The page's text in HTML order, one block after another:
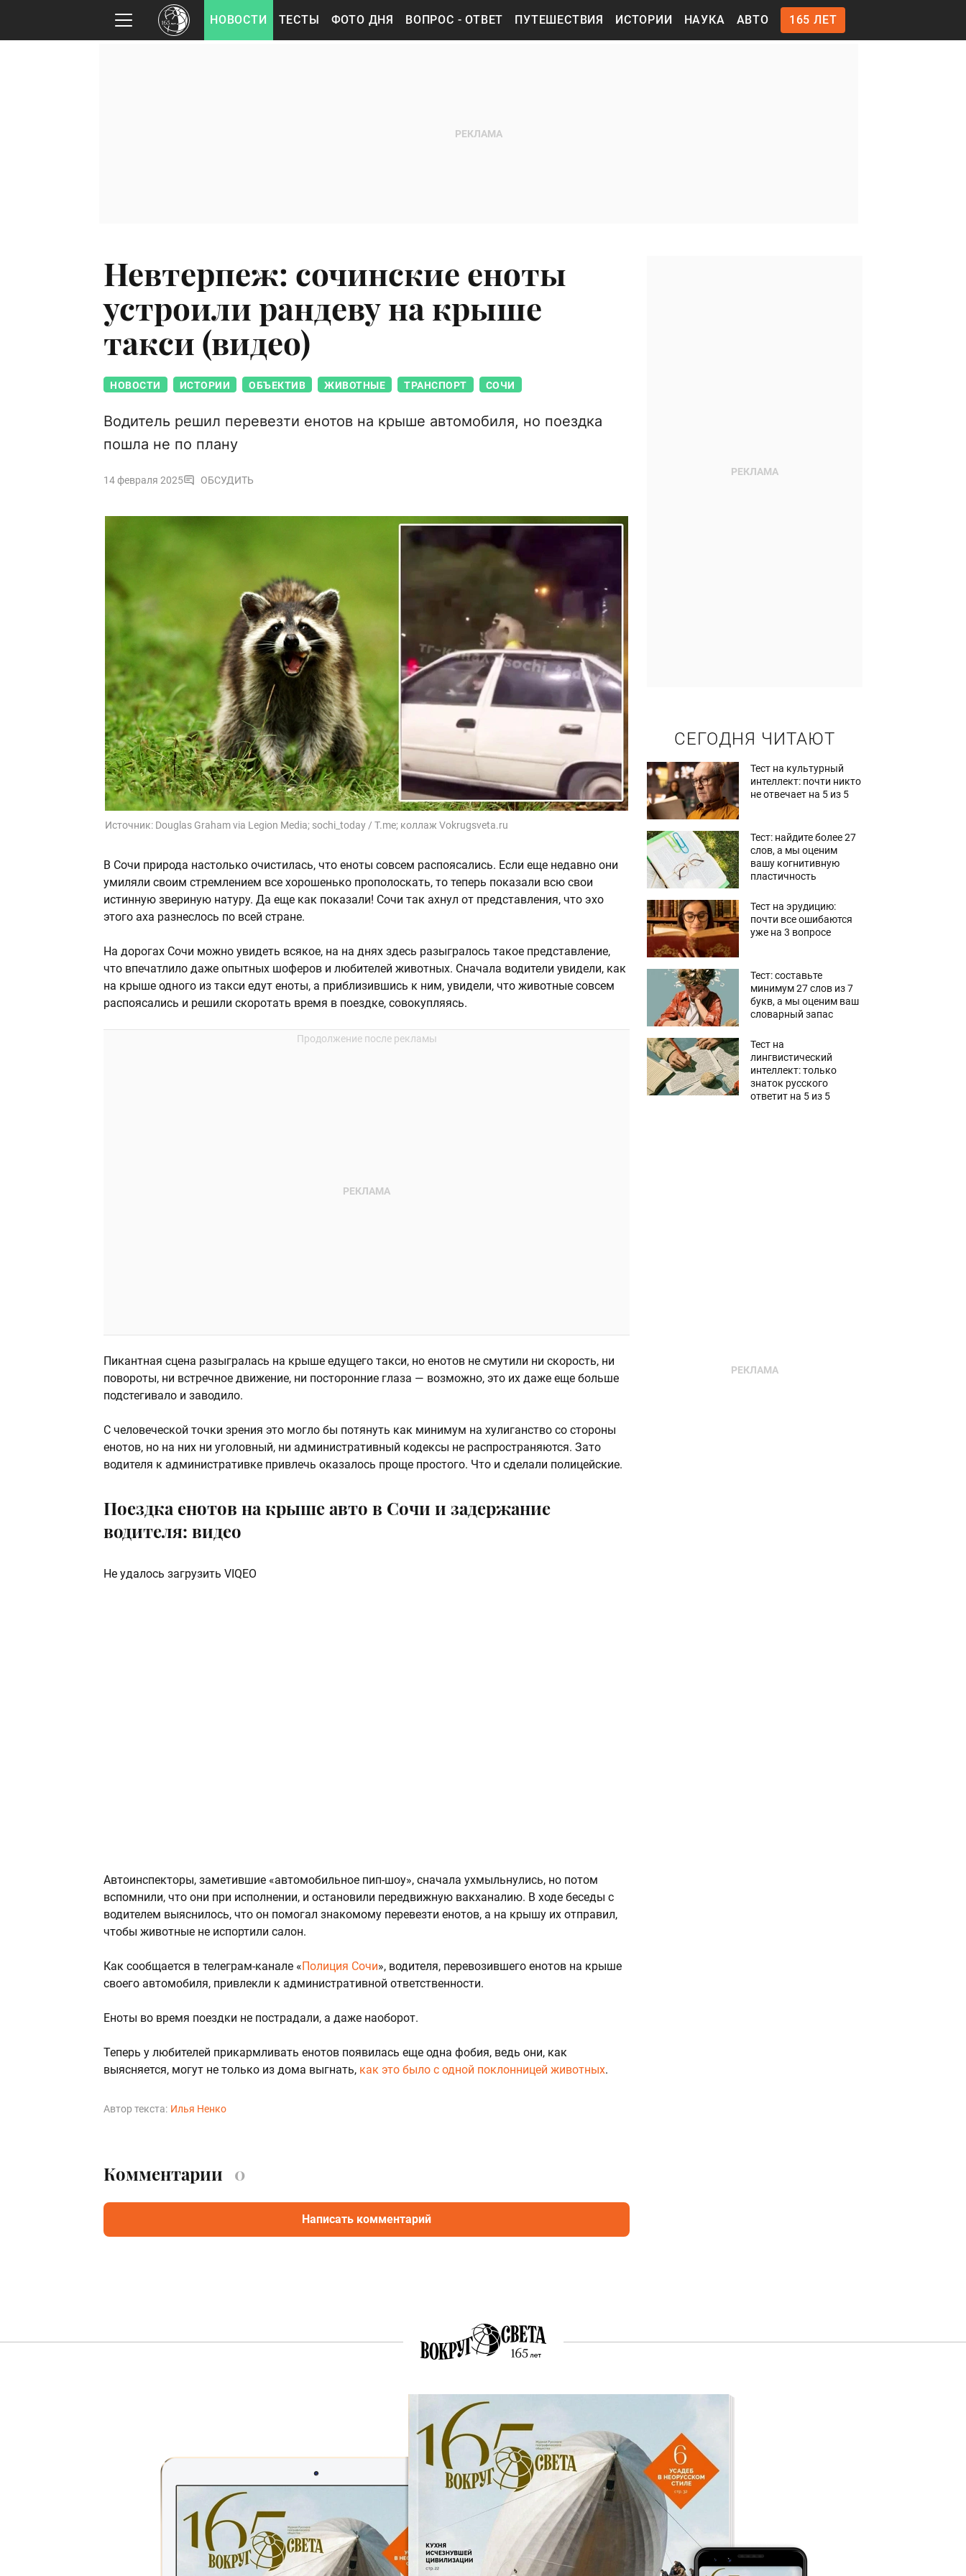
НОВОСТИ ТЕСТЫ ФОТО ДНЯ ВОПРОС - ОТВЕТ ПУТЕШЕСТВИЯ ИСТОРИИ НАУКА АВТО 165 ЛЕТ
Невтерпеж: сочинские еноты
устроили рандеву на крыше
такси (видео)
НОВОСТИ ИСТОРИИ ОБЪЕКТИВ ЖИВОТНЫЕ ТРАНСПОРТ СОЧИ
Водитель решил перевезти енотов на крыше автомобиля, но поездка
пошла не по плану
14 февраля 2025 ОБСУДИТЬ
Источник: Douglas Graham via Legion Media; sochi_today / T.me; коллаж Vokrugsveta.ru
В Сочи природа настолько очистилась, что еноты совсем распоясались. Если еще недавно они
умиляли своим стремлением все хорошенько прополоскать, то теперь показали всю свои
истинную звериную натуру. Да еще как показали! Сочи так ахнул от представления, что эхо
этого аха разнеслось по всей стране.
На дорогах Сочи можно увидеть всякое, на на днях здесь разыгралось такое представление,
что впечатлило даже опытных шоферов и любителей животных. Сначала водители увидели, как
на крыше одного из такси едут еноты, а приблизившись к ним, увидели, что животные совсем
распоясались и решили скоротать время в поездке, совокупляясь.
Пикантная сцена разыгралась на крыше едущего такси, но енотов не смутили ни скорость, ни
повороты, ни встречное движение, ни посторонние глаза — возможно, это их даже еще больше
подстегивало и заводило.
С человеческой точки зрения это могло бы потянуть как минимум на хулиганство со стороны
енотов, но на них ни уголовный, ни административный кодексы не распространяются. Зато
водителя к административке привлечь оказалось проще простого. Что и сделали полицейские.
Поездка енотов на крыше авто в Сочи и задержание
водителя: видео
Не удалось загрузить VIQEO
Автоинспекторы, заметившие «автомобильное пип-шоу», сначала ухмыльнулись, но потом
вспомнили, что они при исполнении, и остановили передвижную вакханалию. В ходе беседы с
водителем выяснилось, что он помогал знакомому перевезти енотов, а на крышу их отправил,
чтобы животные не испортили салон.
Как сообщается в телеграм-канале «Полиция Сочи», водителя, перевозившего енотов на крыше
своего автомобиля, привлекли к административной ответственности.
Еноты во время поездки не пострадали, а даже наоборот.
Теперь у любителей прикармливать енотов появилась еще одна фобия, ведь они, как
выясняется, могут не только из дома выгнать, как это было с одной поклонницей животных.
Автор текста: Илья Ненко
СЕГОДНЯ ЧИТАЮТ
Тест на культурный
интеллект: почти никто
не отвечает на 5 из 5
Тест: найдите более 27
слов, а мы оценим
вашу когнитивную
пластичность
Тест на эрудицию:
почти все ошибаются
уже на 3 вопросе
Тест: составьте
минимум 27 слов из 7
букв, а мы оценим ваш
словарный запас
Тест на
лингвистический
интеллект: только
знаток русского
ответит на 5 из 5
Комментарии 0
Написать комментарий